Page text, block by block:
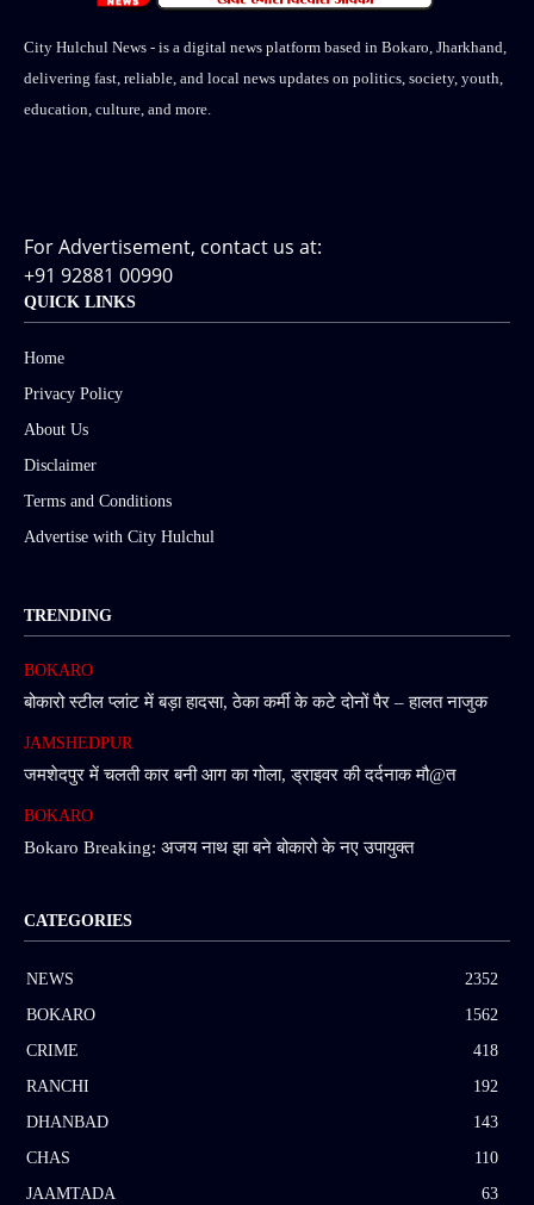
City Hulchul News - is a digital news platform based in Bokaro, Jharkhand,
delivering fast, reliable, and local news updates on politics, society, youth,
education, culture, and more.
For Advertisement, contact us at:
+91 92881 00990
QUICK LINKS
Home
Privacy Policy
About Us
Disclaimer
Terms and Conditions
Advertise with City Hulchul
TRENDING
BOKARO
बोकारो स्टील प्लांट में बड़ा हादसा, ठेका कर्मी के कटे दोनों पैर – हालत नाजुक
JAMSHEDPUR
जमशेदपुर में चलती कार बनी आग का गोला, ड्राइवर की दर्दनाक मौ@त
BOKARO
Bokaro Breaking: अजय नाथ झा बने बोकारो के नए उपायुक्त
CATEGORIES
NEWS
2352
BOKARO
1562
CRIME
418
RANCHI
192
DHANBAD
143
CHAS
110
JAAMTADA
63